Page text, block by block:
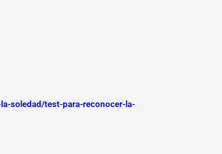
soledad/test-para-reconocer-la-